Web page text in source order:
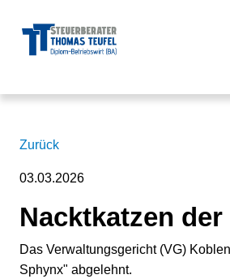
Zurück
03.03.2026
Nacktkatzen
Das Verwaltungsgericht (VG)
Sphynx" abgelehnt.